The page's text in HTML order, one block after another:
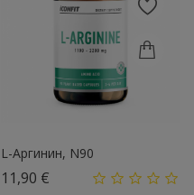
L-Аргинин, N90
11,90 €